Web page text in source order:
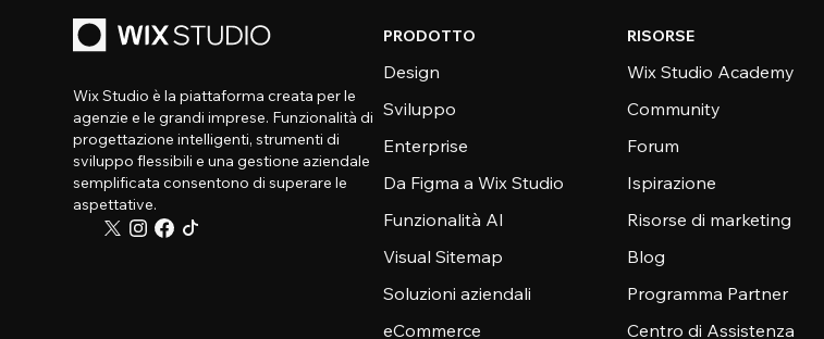
Wix Studio è la piattaforma creata per le
agenzie e le grandi imprese. Funzionalità di
progettazione intelligenti, strumenti di
sviluppo flessibili e una gestione aziendale
semplificata consentono di superare le
aspettative.
PRODOTTO
Design
Sviluppo
Enterprise
Da Figma a Wix Studio
Funzionalità AI
Visual Sitemap
Soluzioni aziendali
eCommerce
RISORSE
Wix Studio Academy
Community
Forum
Ispirazione
Risorse di marketing
Blog
Programma Partner
Centro di Assistenza